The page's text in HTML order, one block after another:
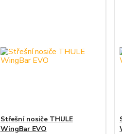
Střešní nosiče THULE
WingBar EVO